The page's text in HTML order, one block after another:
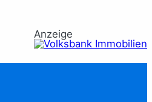
Anzeige